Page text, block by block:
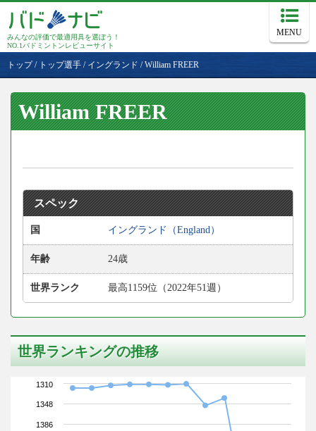
みんなの評価で最適用具を選ぼう！
NO.1バドミントンレビューサイト
MENU
トップ/ トップ選手 / イングランド /William FREER
William FREER
スペック
国 イングランド（England）
年齢 24歳
世界ランク 最高1159位（2022年51週）
世界ランキングの推移
1310
1348
1386